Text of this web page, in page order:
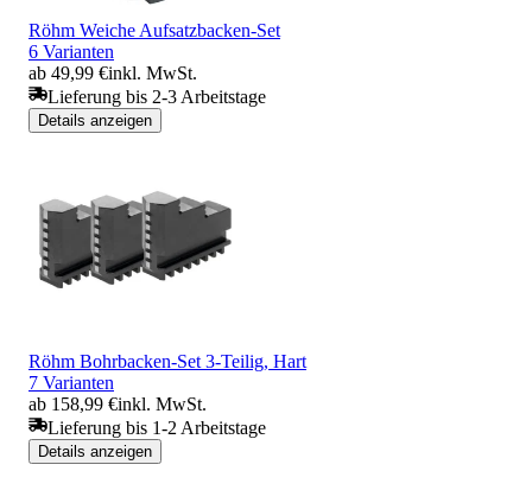
Röhm Weiche Aufsatzbacken-Set
6 Varianten
ab 49,99 €inkl. MwSt.
Lieferung bis 2-3 Arbeitstage
Details anzeigen
Röhm Bohrbacken-Set 3-Teilig, Hart
7 Varianten
ab 158,99 €inkl. MwSt.
Lieferung bis 1-2 Arbeitstage
Details anzeigen